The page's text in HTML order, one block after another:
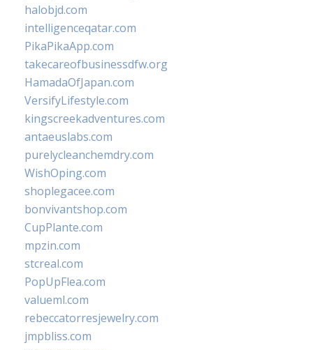
halobjd.com
intelligenceqatar.com
PikaPikaApp.com
takecareofbusinessdfw.org
HamadaOfJapan.com
VersifyLifestyle.com
kingscreekadventures.com
antaeuslabs.com
purelycleanchemdry.com
WishOping.com
shoplegacee.com
bonvivantshop.com
CupPlante.com
mpzin.com
stcreal.com
PopUpFlea.com
valueml.com
rebeccatorresjewelry.com
jmpbliss.com